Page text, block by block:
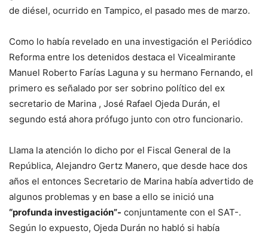
de diésel, ocurrido en Tampico, el pasado mes de marzo.
Como lo había revelado en una investigación el Periódico
Reforma entre los detenidos destaca el Vicealmirante
Manuel Roberto Farías Laguna y su hermano Fernando, el
primero es señalado por ser sobrino político del ex
secretario de Marina , José Rafael Ojeda Durán, el
segundo está ahora prófugo junto con otro funcionario.
Llama la atención lo dicho por el Fiscal General de la
República, Alejandro Gertz Manero, que desde hace dos
años el entonces Secretario de Marina había advertido de
algunos problemas y en base a ello se inició una
“profunda investigación”- conjuntamente con el SAT-.
Según lo expuesto, Ojeda Durán no habló si había